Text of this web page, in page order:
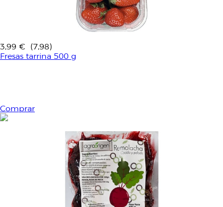
3,99 €
(7,98)
Fresas tarrina 500 g
Comprar